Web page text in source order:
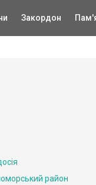
Закордон
район